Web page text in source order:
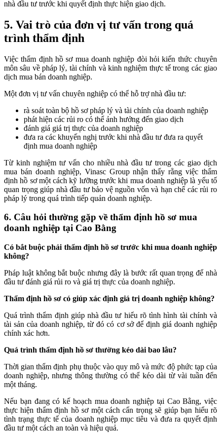
nhà đầu tư trước khi quyết định thực hiện giao dịch.
5. Vai trò của đơn vị tư vấn trong quá
trình thẩm định
Việc thẩm định hồ sơ mua doanh nghiệp đòi hỏi kiến thức chuyên
môn sâu về pháp lý, tài chính và kinh nghiệm thực tế trong các giao
dịch mua bán doanh nghiệp.
Một đơn vị tư vấn chuyên nghiệp có thể hỗ trợ nhà đầu tư:
rà soát toàn bộ hồ sơ pháp lý và tài chính của doanh nghiệp
phát hiện các rủi ro có thể ảnh hưởng đến giao dịch
đánh giá giá trị thực của doanh nghiệp
đưa ra các khuyến nghị trước khi nhà đầu tư đưa ra quyết
định mua doanh nghiệp
Từ kinh nghiệm tư vấn cho nhiều nhà đầu tư trong các giao dịch
mua bán doanh nghiệp, Vinasc Group nhận thấy rằng việc thẩm
định hồ sơ một cách kỹ lưỡng trước khi mua doanh nghiệp là yếu tố
quan trọng giúp nhà đầu tư bảo vệ nguồn vốn và hạn chế các rủi ro
pháp lý trong quá trình tiếp quản doanh nghiệp.
6. Câu hỏi thường gặp về thẩm định hồ sơ mua
doanh nghiệp tại Cao Bằng
Có bắt buộc phải thẩm định hồ sơ trước khi mua doanh nghiệp
không?
Pháp luật không bắt buộc nhưng đây là bước rất quan trọng để nhà
đầu tư đánh giá rủi ro và giá trị thực của doanh nghiệp.
Thẩm định hồ sơ có giúp xác định giá trị doanh nghiệp không?
Quá trình thẩm định giúp nhà đầu tư hiểu rõ tình hình tài chính và
tài sản của doanh nghiệp, từ đó có cơ sở để định giá doanh nghiệp
chính xác hơn.
Quá trình thẩm định hồ sơ thường kéo dài bao lâu?
Thời gian thẩm định phụ thuộc vào quy mô và mức độ phức tạp của
doanh nghiệp, nhưng thông thường có thể kéo dài từ vài tuần đến
một tháng.
Nếu bạn đang có kế hoạch mua doanh nghiệp tại Cao Bằng, việc
thực hiện thẩm định hồ sơ một cách cẩn trọng sẽ giúp bạn hiểu rõ
tình trạng thực tế của doanh nghiệp mục tiêu và đưa ra quyết định
đầu tư một cách an toàn và hiệu quả.